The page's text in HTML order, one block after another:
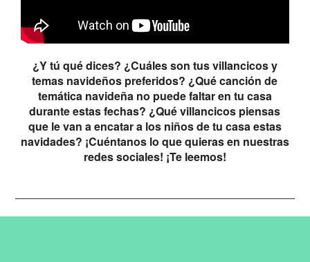
¿Y tú qué dices? ¿Cuáles son tus villancicos y
temas navideños preferidos? ¿Qué canción de
temática navideña no puede faltar en tu casa
durante estas fechas? ¿Qué villancicos piensas
que le van a encatar a los niños de tu casa estas
navidades? ¡Cuéntanos lo que quieras en nuestras
redes sociales! ¡Te leemos!